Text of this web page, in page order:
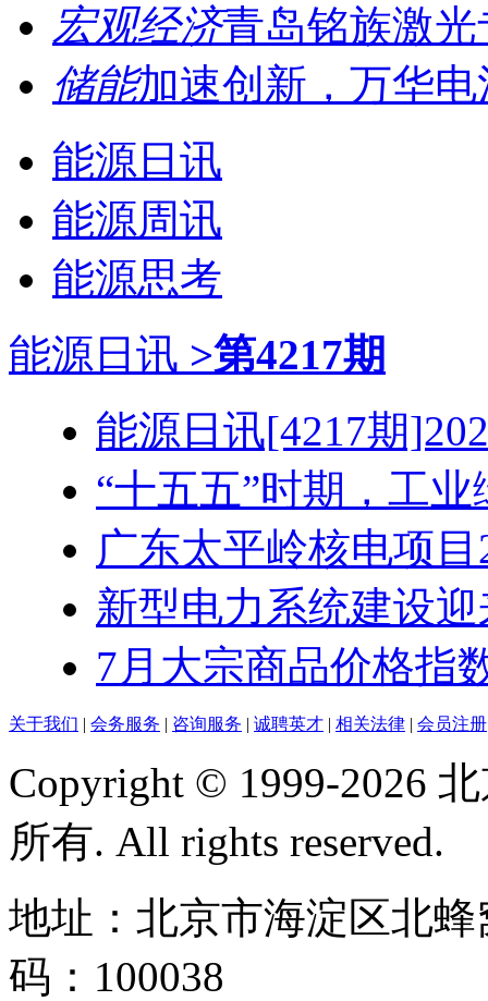
宏观经济青岛铭族激
储能加速创新，万华
能源日讯
能源周讯
能源思考
能源日讯 >第4217期
能源日讯[4217期
“十五五”时期，工业
广东太平岭核电项
新型电力系统建设迎
7月大宗商品价格指
关于我们 | 会务服务 | 咨询服务 | 诚聘英才 | 相关法律 | 会员注册
Copyright © 1999-2026
所有. All rights reserved.
地址：北京市海淀区北
码：100038